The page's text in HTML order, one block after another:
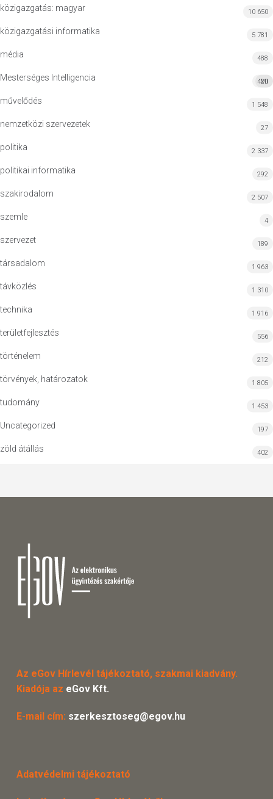
közigazgatás: magyar 10 650
közigazgatási informatika 5 781
média 488
Mesterséges Intelligencia MI
420
művelődés 1 548
nemzetközi szervezetek 27
politika 2 337
politikai informatika 292
szakirodalom 2 507
szemle 4
szervezet 189
társadalom 1 963
távközlés 1 310
technika 1 916
területfejlesztés 556
történelem 212
törvények, határozatok 1 805
tudomány 1 453
Uncategorized 197
zöld átállás 402
Az eGov Hírlevél tájékoztató, szakmai kiadvány.
Kiadója az eGov Kft.
E-mail cím: szerkesztoseg@egov.hu
Adatvédelmi tájékoztató